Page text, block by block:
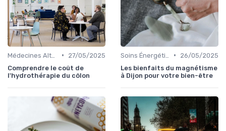
•
27/05/2025
Comprendre le coût de
l'hydrothérapie du côlon
•
26/05/2025
Les bienfaits du magnétisme
à Dijon pour votre bien-être